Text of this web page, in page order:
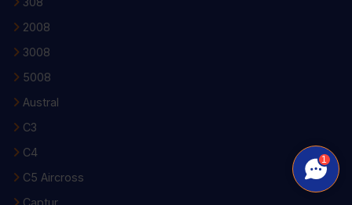
2008
3008
5008
Austral
C3
C4
C5 Aircross
Captur
1